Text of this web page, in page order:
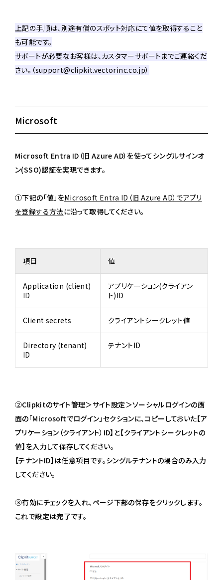
上記の手順は、別途有償のスポット対応にて値を取得すること
も可能です。
サポートが必要なお客様は、カスタマーサポートまでご連絡くだ
さい。（support@clipkit.vectorinc.co.jp）
Microsoft
Microsoft Entra ID（旧 Azure AD）を使ってシングルサインオ
ン(SSO)認証を実現できます。
①下記の「値」をMicrosoft Entra ID（旧 Azure AD）でアプリ
を登録する方法に沿って取得してください。
項目 値
Application (client)
ID
アプリケーション(クライアン
ト)ID
Client secrets クライアントシークレット値
Directory (tenant)
ID
テナントID
②Clipkitのサイト管理＞サイト設定＞ソーシャルログインの画
面の「Microsoftでログイン」セクションに、コピーしておいた【ア
プリケーション（クライアント）ID】と【クライアントシークレットの
値】を入力して保存してください。
【テナントID】は任意項目です。シングルテナントの場合のみ入力
してください。
③有効にチェックを入れ、ページ下部の保存をクリックします。
これで設定は完了です。